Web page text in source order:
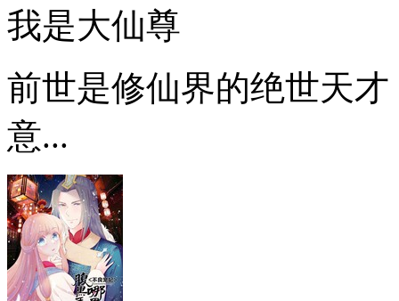
我是大仙尊
前世是修仙界的绝世天
意...